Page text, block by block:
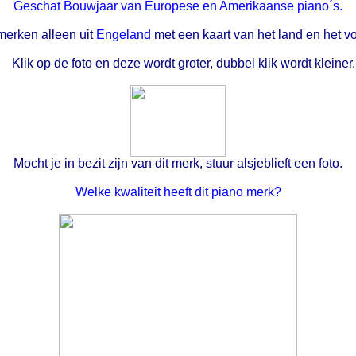
Geschat Bouwjaar van Europese en Amerikaanse piano´s.
alleen uit Engeland met een kaart van het land en het
Klik op de foto en deze wordt groter, dubbel klik wordt kleiner.
Mocht je in bezit zijn van dit merk, stuur alsjeblieft een foto.
Welke kwaliteit heeft dit piano merk?